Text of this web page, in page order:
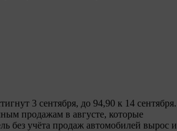
3 сентября, до 94,90 к 14 сентября.
продажам в августе, которые
без учёта продаж автомобилей вырос и